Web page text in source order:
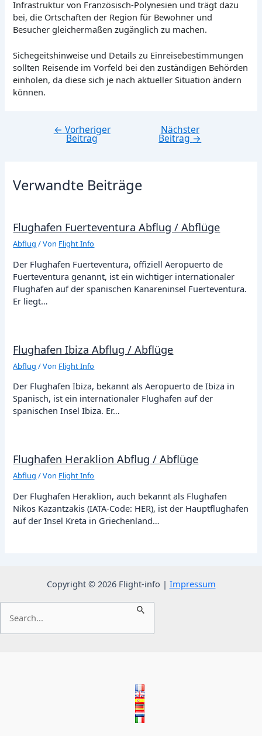
Infrastruktur von Französisch-Polynesien und trägt dazu
bei, die Ortschaften der Region für Bewohner und
Besucher gleichermaßen zugänglich zu machen.
Sichegeitshinweise und Details zu Einreisebestimmungen
sollten Reisende im Vorfeld bei den zuständigen Behörden
einholen, da diese sich je nach aktueller Situation ändern
können.
Beitragsnavigation
← Vorheriger
Beitrag
Nächster
Beitrag→
Verwandte Beiträge
Flughafen Fuerteventura Abflug / Abflüge
Abflug / Von Flight Info
Der Flughafen Fuerteventura, offiziell Aeropuerto de
Fuerteventura genannt, ist ein wichtiger internationaler
Flughafen auf der spanischen Kanareninsel Fuerteventura.
Er liegt…
Flughafen Ibiza Abflug / Abflüge
Abflug / Von Flight Info
Der Flughafen Ibiza, bekannt als Aeropuerto de Ibiza in
Spanisch, ist ein internationaler Flughafen auf der
spanischen Insel Ibiza. Er…
Flughafen Heraklion Abflug / Abflüge
Abflug / Von Flight Info
Der Flughafen Heraklion, auch bekannt als Flughafen
Nikos Kazantzakis (IATA-Code: HER), ist der Hauptflughafen
auf der Insel Kreta in Griechenland…
Copyright © 2026 Flight-info | Impressum
nach: